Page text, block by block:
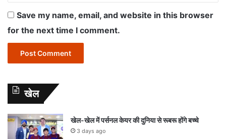
Save my name, email, and website in this browser
for the next time I comment.
खेल
खेल-खेल में पर्सनल केयर की दुनिया से रूबरू होंगे बच्चे
3 days ago